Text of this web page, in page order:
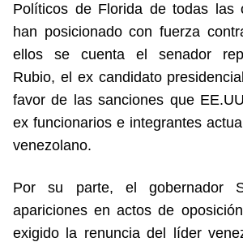
Políticos de Florida de todas las
han posicionado con fuerza
ellos se cuenta el senador
Rubio, el ex candidato
favor de las sanciones que
ex funcionarios e integrantes
venezolano.
Por su parte, el gobernador
apariciones en actos de
exigido la renuncia del líder